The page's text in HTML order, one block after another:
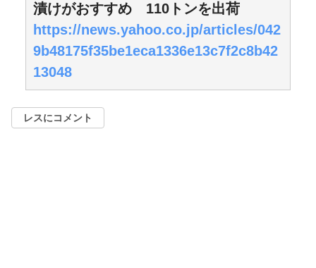
漬けがおすすめ 110トンを出荷
https://news.yahoo.co.jp/articles/042
9b48175f35be1eca1336e13c7f2c8b42
13048
レスにコメント